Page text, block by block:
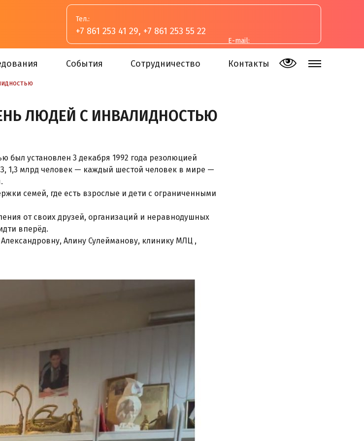
Тел.:
+7 861 253 41 29, +7 861 253 55 22
E-mail:
События Сотрудничество Контакты
ЛЮДЕЙ С ИНВАЛИДНОСТЬЮ
установлен 3 декабря 1992 года резолюцией
1,3 млрд человек — каждый шестой человек в мире —
семей, где есть взрослые и дети с ограниченными
от своих друзей, организаций и неравнодушных
вперёд.
Алину Сулейманову, клинику МЛЦ ,